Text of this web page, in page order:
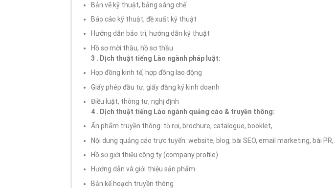
Bản vẽ kỹ thuật, bằng sáng chế
Báo cáo kỹ thuật, đề xuất kỹ thuật
Hướng dẫn bảo trì, hướng dẫn kỹ thuật
Hồ sơ mời thầu, hồ sơ thầu
3 . Dịch thuật tiếng Lào ngành pháp luật:
Hợp đồng kinh tế, hợp đồng lao động
Giấy phép đầu tư, giấy đăng ký kinh doanh
Điều luật, thông tư, nghị định
4 . Dịch thuật tiếng Lào ngành quảng cáo & truyền thông:
Ấn phẩm truyền thông: tờ rơi, brochure, catalogue, booklet,…
Nội dung quảng cáo trực tuyến: website, blog, bài SEO, email marketing, bài PR,…
Hồ sơ giới thiệu công ty (company profile)
Hướng dẫn và giới thiệu sản phẩm
Bản kế hoạch truyền thông